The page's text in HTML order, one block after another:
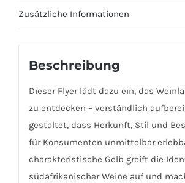
Zusätzliche Informationen
Beschreibung
Dieser Flyer lädt dazu ein, das
zu entdecken – verständlich
gestaltet, dass Herkunft, Stil und
für Konsumenten unmittelbar
charakteristische Gelb greift die
südafrikanischer Weine auf und